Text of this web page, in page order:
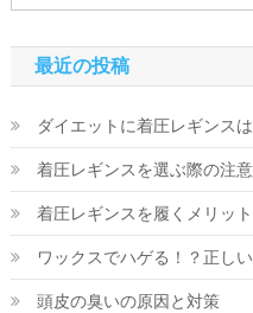
最近の投稿
ダイエットに着圧レギンス
着圧レギンスを選ぶ際の注
着圧レギンスを履くメリッ
ワックスでハゲる！？正し
頭皮の臭いの原因と対策